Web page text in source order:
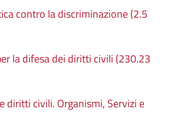
contro la discriminazione (2.5
la difesa dei diritti civili (230.23
diritti civili. Organismi, Servizi e